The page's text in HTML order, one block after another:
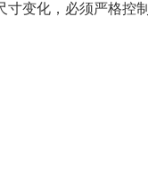
变化，必须严格控制